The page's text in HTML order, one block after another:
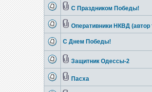
С Праздником Победы!
Оперативники НКВД
С Днем Победы!
Защитник Одессы-2
Пасха